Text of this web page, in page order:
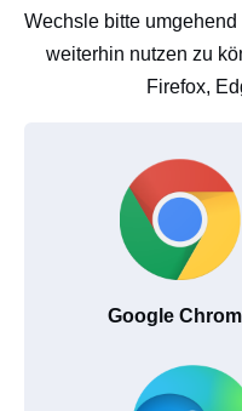
Wechsle bitte
weiterhin nutzen zu
Firefox,
Google